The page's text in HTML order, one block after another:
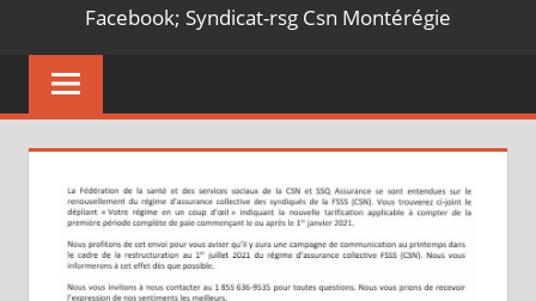
Facebook; Syndicat-rsg Csn Montérégie